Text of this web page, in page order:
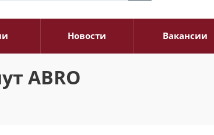
Новости Вакансии
ABRO